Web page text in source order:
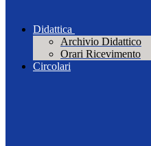
Didattica
Archivio Didattico
Orari Ricevimento
Circolari